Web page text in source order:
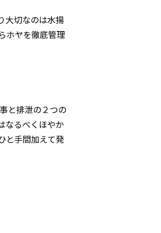
大切なのは水揚
ホヤを徹底管理
と排泄の２つの
なるべくほやか
と手間加えて発